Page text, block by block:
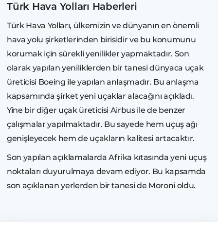
Türk Hava Yolları Haberleri
Türk Hava Yolları, ülkemizin ve dünyanın en önemli
hava yolu şirketlerinden birisidir ve bu konumunu
korumak için sürekli yenilikler yapmaktadır. Son
olarak yapılan yeniliklerden bir tanesi dünyaca uçak
üreticisi Boeing ile yapılan anlaşmadır. Bu anlaşma
kapsamında şirket yeni uçaklar alacağını açıkladı.
Yine bir diğer uçak üreticisi Airbus ile de benzer
çalışmalar yapılmaktadır. Bu sayede hem uçuş ağı
genişleyecek hem de uçakların kalitesi artacaktır.
Son yapılan açıklamalarda Afrika kıtasında yeni uçuş
noktaları duyurulmaya devam ediyor. Bu kapsamda
son açıklanan yerlerden bir tanesi de Moroni oldu.